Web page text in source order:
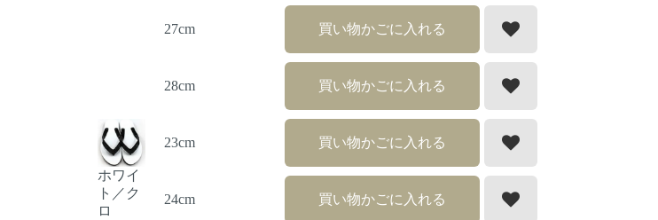
27cm 買い物かごに入れる
28cm 買い物かごに入れる
ホワイ
ト／ク
ロ
23cm 買い物かごに入れる
24cm 買い物かごに入れる